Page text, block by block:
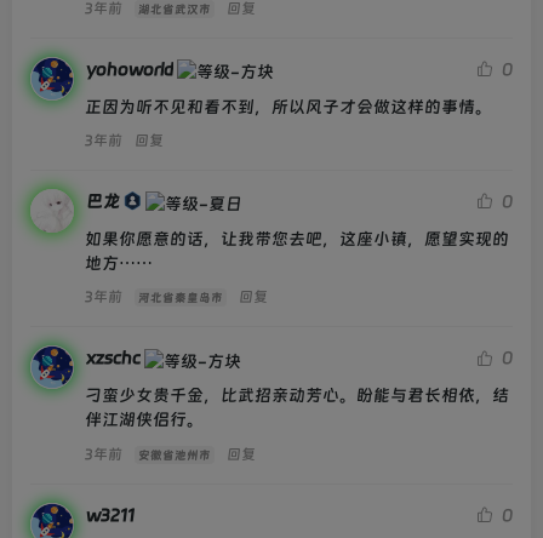
3年前 湖北省武汉市 回复
yohoworld
0
正因为听不见和看不到，所以风子才会做这样的事情。
3年前 回复
巴龙
0
如果你愿意的话，让我带您去吧，这座小镇，愿望实现的
地方⋯⋯
3年前 河北省秦皇岛市 回复
xzschc
0
刁蛮少女贵千金，比武招亲动芳心。盼能与君长相依，结
伴江湖侠侣行。
3年前 安徽省池州市 回复
w3211
0